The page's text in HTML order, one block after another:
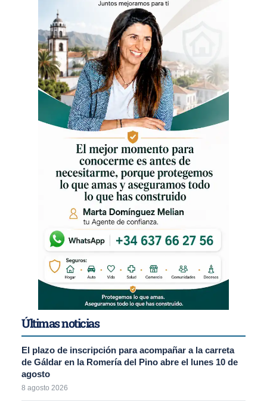
Últimas noticias
El plazo de inscripción para acompañar a la carreta
de Gáldar en la Romería del Pino abre el lunes 10 de
agosto
8 agosto 2026